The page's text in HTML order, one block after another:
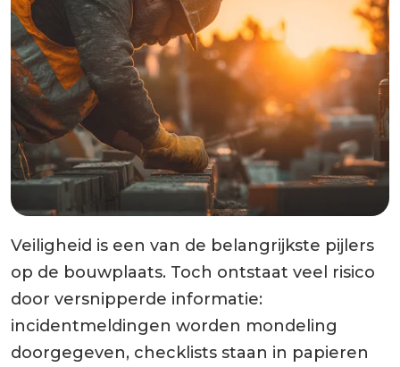
Veiligheid is een van de belangrijkste pijlers
op de bouwplaats. Toch ontstaat veel risico
door versnipperde informatie:
incidentmeldingen worden mondeling
doorgegeven, checklists staan in papieren